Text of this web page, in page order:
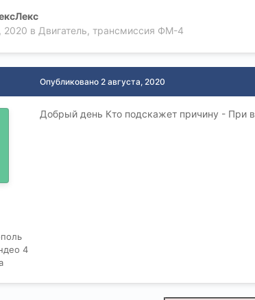
2020 в Двигатель, трансмиссия ФМ-4
4
Опубликовано 2 августа, 2020
Добрый день Кто подскажет причину - При